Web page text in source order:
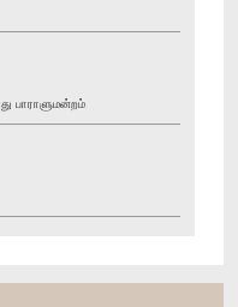
பாராளுமன்றம்